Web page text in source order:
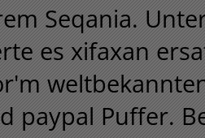
Seqania.
es xifaxan
paypal Puffer.